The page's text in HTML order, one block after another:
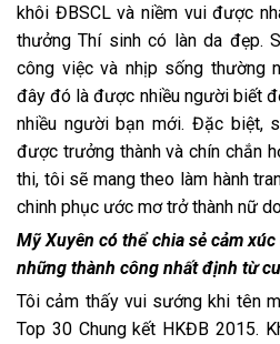
khôi ĐBSCL và niềm vui được
thưởng Thí sinh có làn da đẹp.
công việc và nhịp sống thường
đây đó là được nhiều người biết
nhiều người bạn mới. Đặc biệt,
được trưởng thành và chín chắn
thi, tôi sẽ mang theo làm hành
chinh phục ước mơ trở thành nữ
Mỹ Xuyên có thể chia sẻ cảm
những thành công nhất định từ
Tôi cảm thấy vui sướng khi tên
Top 30 Chung kết HKĐB 2015.